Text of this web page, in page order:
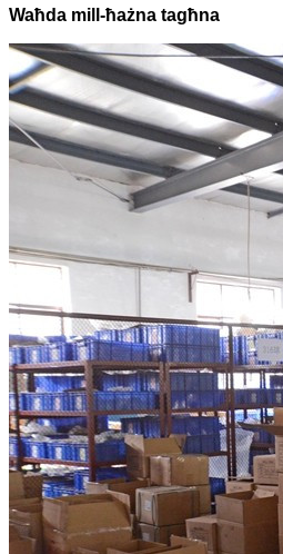
Waħda mill-ħażna tagħna